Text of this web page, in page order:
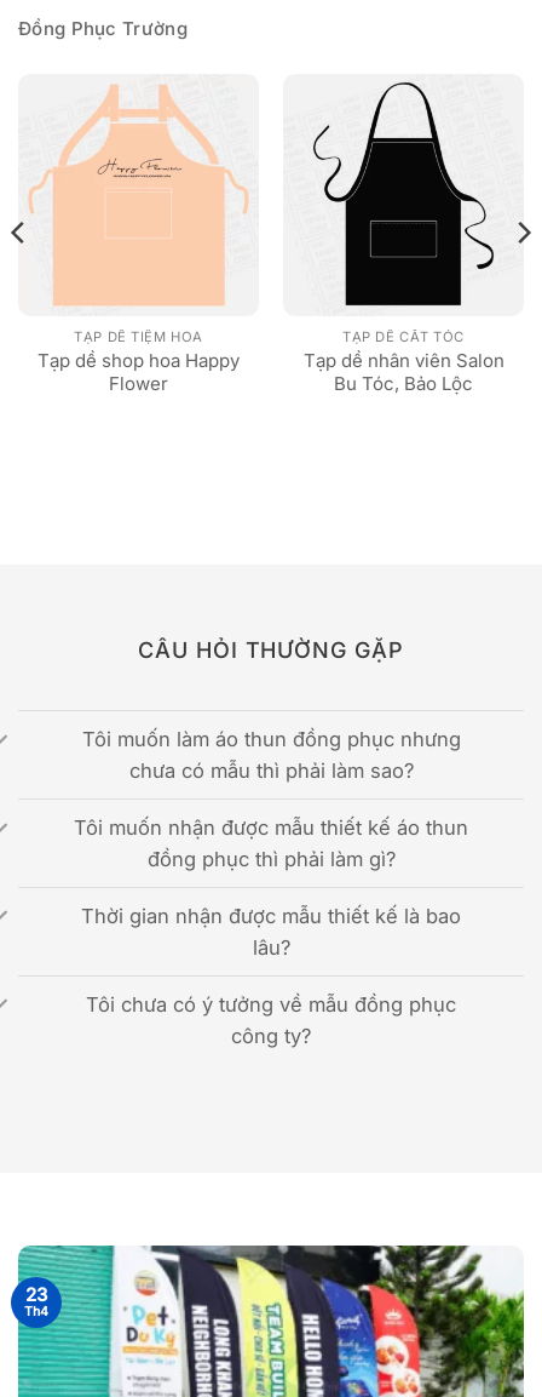
Đồng Phục Trường
TẠP DỀ TIỆM HOA
Tạp dề shop hoa Happy
Flower
TẠP DỀ CẮT TÓC
Tạp dề nhân viên Salon
Bu Tóc, Bảo Lộc
CÂU HỎI THƯỜNG GẶP
Tôi muốn làm áo thun đồng phục nhưng
chưa có mẫu thì phải làm sao?
Tôi muốn nhận được mẫu thiết kế áo thun
đồng phục thì phải làm gì?
Thời gian nhận được mẫu thiết kế là bao
lâu?
Tôi chưa có ý tưởng về mẫu đồng phục
công ty?
23
Th4